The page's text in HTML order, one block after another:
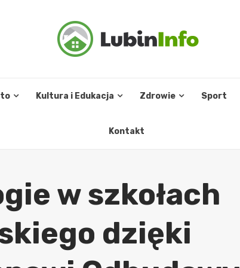
Kultura i Edukacja Zdrowie Sport
Kontakt
w szkołach
dzięki